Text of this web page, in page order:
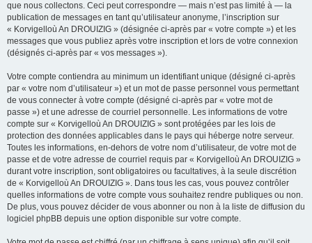
que nous collectons. Ceci peut correspondre — mais n’est pas limité à — la
publication de messages en tant qu’utilisateur anonyme, l’inscription sur
« Korvigelloù An DROUIZIG » (désignée ci-après par « votre compte ») et les
messages que vous publiez après votre inscription et lors de votre connexion
(désignés ci-après par « vos messages »).
Votre compte contiendra au minimum un identifiant unique (désigné ci-après
par « votre nom d’utilisateur ») et un mot de passe personnel vous permettant
de vous connecter à votre compte (désigné ci-après par « votre mot de
passe ») et une adresse de courriel personnelle. Les informations de votre
compte sur « Korvigelloù An DROUIZIG » sont protégées par les lois de
protection des données applicables dans le pays qui héberge notre serveur.
Toutes les informations, en-dehors de votre nom d’utilisateur, de votre mot de
passe et de votre adresse de courriel requis par « Korvigelloù An DROUIZIG »
durant votre inscription, sont obligatoires ou facultatives, à la seule discrétion
de « Korvigelloù An DROUIZIG ». Dans tous les cas, vous pouvez contrôler
quelles informations de votre compte vous souhaitez rendre publiques ou non.
De plus, vous pouvez décider de vous abonner ou non à la liste de diffusion du
logiciel phpBB depuis une option disponible sur votre compte.